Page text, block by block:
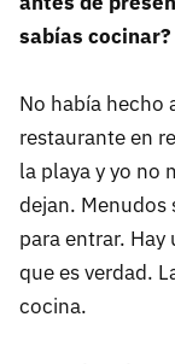
sabías cocinar?
No había hecho
restaurante en
la playa y yo no
dejan. Menudos
para entrar.
que es verdad.
cocina.